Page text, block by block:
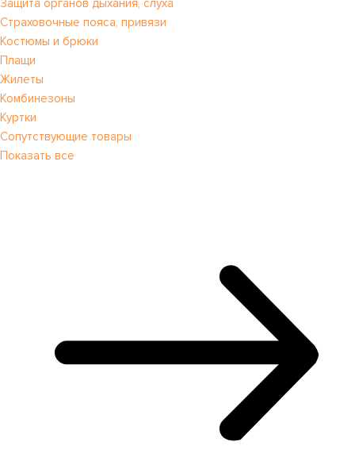
Защита органов дыхания, слуха
Страховочные пояса, привязи
Костюмы и брюки
Плащи
Жилеты
Комбинезоны
Куртки
Сопутствующие товары
Показать все